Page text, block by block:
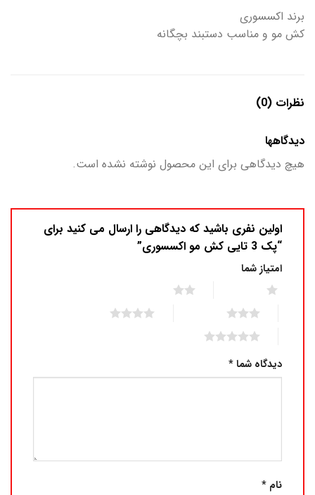
برند اکسسوری
کش مو و مناسب دستبند بچگانه
نظرات (0)
دیدگاهها
هیچ دیدگاهی برای این محصول نوشته نشده است.
اولین نفری باشید که دیدگاهی را ارسال می کنید برای
“پک 3 تایی کش مو اکسسوری”
امتیاز شما
دیدگاه شما*
نام *